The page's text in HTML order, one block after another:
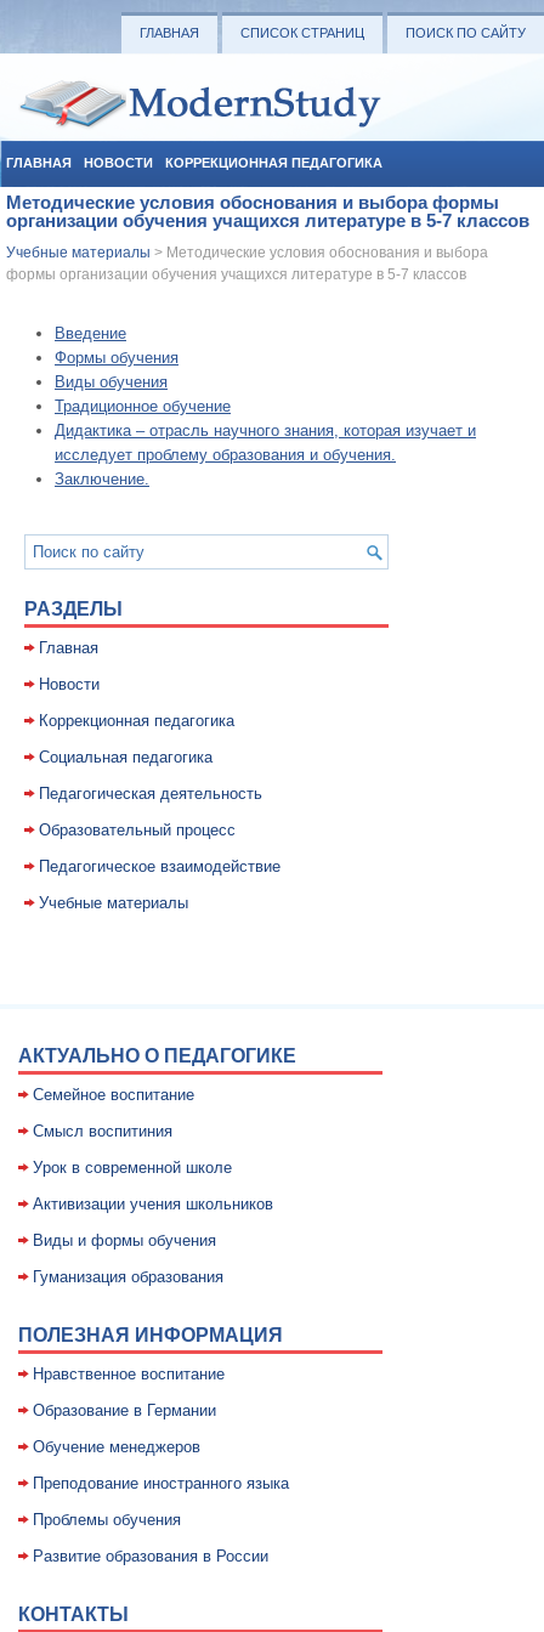
ГЛАВНАЯ СПИСОК СТРАНИЦ ПОИСК ПО САЙТУ
ГЛАВНАЯ НОВОСТИ КОРРЕКЦИОННАЯ ПЕДАГОГИКА
СОЦИАЛЬНАЯ ПЕДАГОГИКА УЧЕБНЫЕ МАТЕРИАЛЫ
Методические условия обоснования и выбора формы
организации обучения учащихся литературе в 5-7 классов
Учебные материалы > Методические условия обоснования и выбора
формы организации обучения учащихся литературе в 5-7 классов
Введение
Формы обучения
Виды обучения
Традиционное обучение
Дидактика – отрасль научного знания, которая изучает и
исследует проблему образования и обучения.
Заключение.
РАЗДЕЛЫ
Главная
Новости
Коррекционная педагогика
Социальная педагогика
Педагогическая деятельность
Образовательный процесс
Педагогическое взаимодействие
Учебные материалы
АКТУАЛЬНО О ПЕДАГОГИКЕ
Семейное воспитание
Смысл воспитиния
Уpок в совpеменной школе
Активизации учения школьников
Виды и формы обучения
Гуманизация образования
ПОЛЕЗНАЯ ИНФОРМАЦИЯ
Нравственное воспитание
Образование в Германии
Обучение менеджеров
Преподование иностранного языка
Проблемы обучения
Развитие образования в России
КОНТАКТЫ